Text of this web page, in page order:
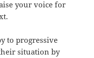
your voice for
to progressive
situation by